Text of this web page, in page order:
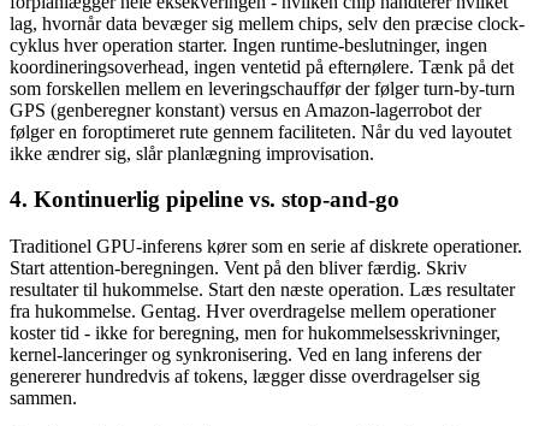
lag, hvornår data bevæger sig mellem chips, selv den præcise clock-
cyklus hver operation starter. Ingen runtime-beslutninger, ingen
koordineringsoverhead, ingen ventetid på efternølere. Tænk på det
som forskellen mellem en leveringschauffør der følger turn-by-turn
GPS (genberegner konstant) versus en Amazon-lagerrobot der
følger en foroptimeret rute gennem faciliteten. Når du ved layoutet
ikke ændrer sig, slår planlægning improvisation.
4. Kontinuerlig pipeline vs. stop-and-go
Traditionel GPU-inferens kører som en serie af diskrete operationer.
Start attention-beregningen. Vent på den bliver færdig. Skriv
resultater til hukommelse. Start den næste operation. Læs resultater
fra hukommelse. Gentag. Hver overdragelse mellem operationer
koster tid - ikke for beregning, men for hukommelsesskrivninger,
kernel-lanceringer og synkronisering. Ved en lang inferens der
genererer hundredvis af tokens, lægger disse overdragelser sig
sammen.